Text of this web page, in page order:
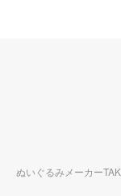
ぬいぐるみメーカー